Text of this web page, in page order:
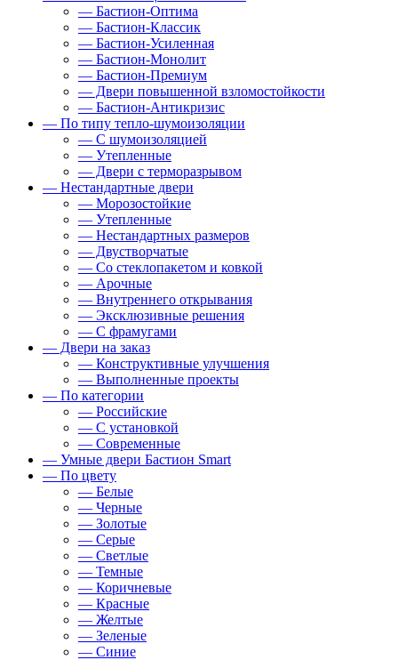
— Бастион-Оптима
— Бастион-Классик
— Бастион-Усиленная
— Бастион-Монолит
— Бастион-Премиум
— Двери повышенной взломостойкости
— Бастион-Антикризис
— По типу тепло-шумоизоляции
— С шумоизоляцией
— Утепленные
— Двери с терморазрывом
— Нестандартные двери
— Морозостойкие
— Утепленные
— Нестандартных размеров
— Двустворчатые
— Со стеклопакетом и ковкой
— Арочные
— Внутреннего открывания
— Эксклюзивные решения
— С фрамугами
— Двери на заказ
— Конструктивные улучшения
— Выполненные проекты
— По категории
— Российские
— С установкой
— Современные
— Умные двери Бастион Smart
— По цвету
— Белые
— Черные
— Золотые
— Серые
— Светлые
— Темные
— Коричневые
— Красные
— Желтые
— Зеленые
— Синие